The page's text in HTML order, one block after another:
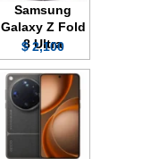
Samsung
Galaxy Z Fold
8 Ultra
2,100 $